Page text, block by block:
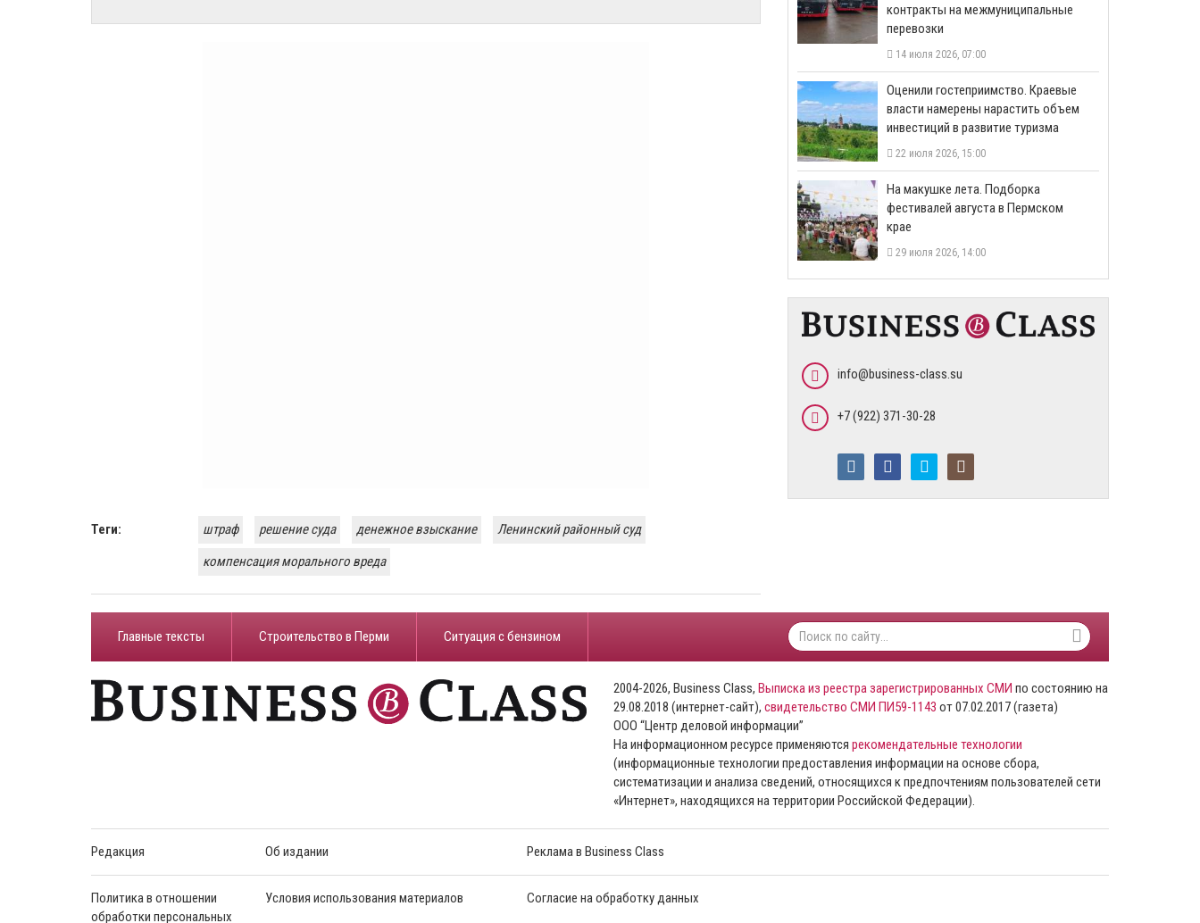
Теги: штраф решение суда денежное взыскание
Ленинский районный суд
компенсация морального вреда
контракты на межмуниципальные
перевозки
14 июля 2026, 07:00
Оценили гостеприимство. Краевые
власти намерены нарастить объем
инвестиций в развитие туризма
22 июля 2026, 15:00
На макушке лета. Подборка
фестивалей августа в Пермском
крае
29 июля 2026, 14:00
info@business-class.su
+7 (922) 371-30-28
Главные тексты Строительство в Перми ​Ситуация с бензином
2004-2026, Business Class, Выписка из реестра зарегистрированных СМИ по состоянию на
29.08.2018 (интернет-сайт), свидетельство СМИ ПИ59-1143 от 07.02.2017 (газета)
ООО “Центр деловой информации”
На информационном ресурсе применяются рекомендательные технологии
(информационные технологии предоставления информации на основе сбора,
систематизации и анализа сведений, относящихся к предпочтениям пользователей сети
«Интернет», находящихся на территории Российской Федерации).
Редакция Об издании Реклама в Business Class
Политика в отношении
обработки персональных
Условия использования материалов Согласие на обработку данных